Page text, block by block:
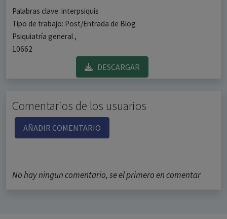
Palabras clave: interpsiquis
Tipo de trabajo: Post/Entrada de Blog
Psiquiatría general ,
10662
DESCARGAR
Comentarios de los usuarios
AÑADIR COMENTARIO
No hay ningun comentario, se el primero en comentar